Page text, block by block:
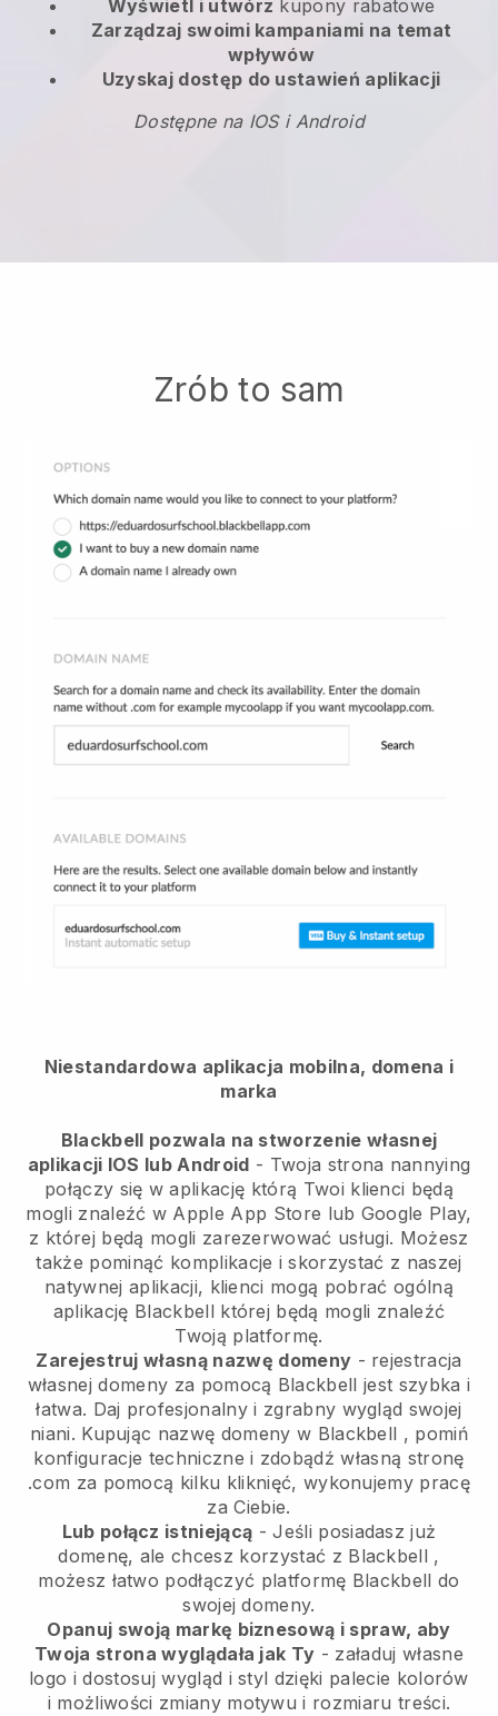
Wyświetl i utwórz kupony rabatowe
Zarządzaj swoimi kampaniami na temat
wpływów
Uzyskaj dostęp do ustawień aplikacji
Dostępne na IOS i Android
Zrób to sam
Niestandardowa aplikacja mobilna, domena i
marka
Blackbell pozwala na stworzenie własnej
aplikacji IOS lub Android - Twoja strona nannying
połączy się w aplikację którą Twoi klienci będą
mogli znaleźć w Apple App Store lub Google Play,
z której będą mogli zarezerwować usługi. Możesz
także pominąć komplikacje i skorzystać z naszej
natywnej aplikacji, klienci mogą pobrać ogólną
aplikację Blackbell której będą mogli znaleźć
Twoją platformę.
Zarejestruj własną nazwę domeny - rejestracja
własnej domeny za pomocą Blackbell jest szybka i
łatwa. Daj profesjonalny i zgrabny wygląd swojej
niani. Kupując nazwę domeny w Blackbell , pomiń
konfiguracje techniczne i zdobądź własną stronę
.com za pomocą kilku kliknięć, wykonujemy pracę
za Ciebie.
Lub połącz istniejącą - Jeśli posiadasz już
domenę, ale chcesz korzystać z Blackbell ,
możesz łatwo podłączyć platformę Blackbell do
swojej domeny.
Opanuj swoją markę biznesową i spraw, aby
Twoja strona wyglądała jak Ty - załaduj własne
logo i dostosuj wygląd i styl dzięki palecie kolorów
i możliwości zmiany motywu i rozmiaru treści.